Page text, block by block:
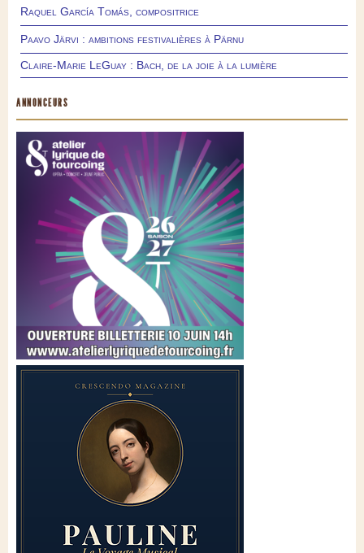
Raquel García Tomás, compositrice
Paavo Järvi : ambitions festivalières à Pärnu
Claire-Marie LeGuay : Bach, de la joie à la lumière
ANNONCEURS